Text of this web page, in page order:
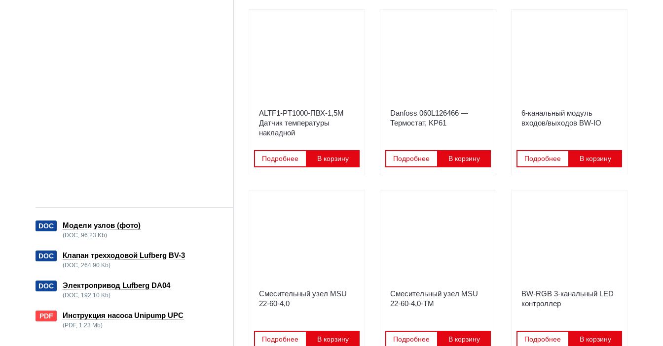
DOC Модели узлов (фото)
(DOC, 96.23 Kb)
DOC Клапан трехходовой Lufberg BV-3
(DOC, 264.90 Kb)
DOC Электропривод Lufberg DA04
(DOC, 192.10 Kb)
PDF Инструкция насоса Unipump UPC
(PDF, 1.23 Mb)
ALTF1-PT1000-ПВХ-1,5M
Датчик температуры
накладной
Подробнее В корзину
Danfoss 060L126466 —
Термостат, KP61
Подробнее В корзину
6-канальный модуль
входов/выходов BW-IO
Подробнее В корзину
Смесительный узел MSU
22-60-4,0
Подробнее В корзину
Смесительный узел MSU
22-60-4,0-TM
Подробнее В корзину
BW-RGB 3-канальный LED
контроллер
Подробнее В корзину